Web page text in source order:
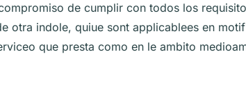
de cumplir con todos los
otra indole, quiue sont applicablees en
que presta como en le ambito